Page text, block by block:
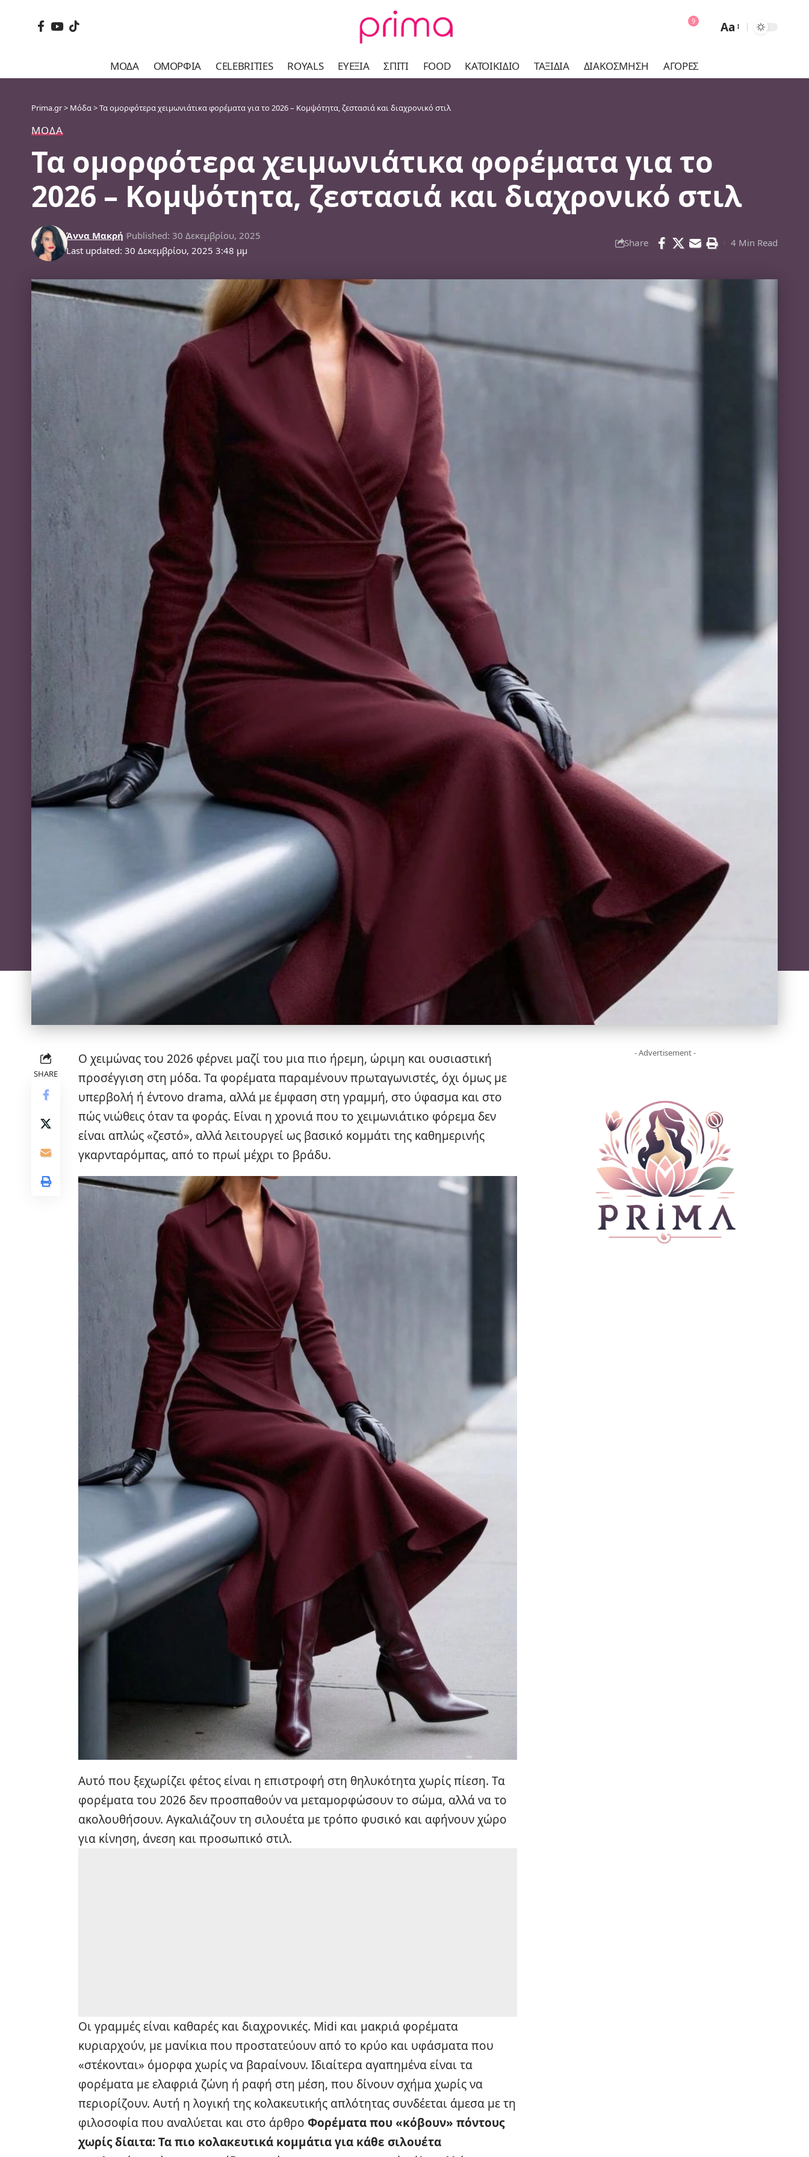
9
Font
Aa
ΜΌΔΑ ΟΜΟΡΦΙΆ CELEBRITIES ROYALS ΕΥΕΞΊΑ ΣΠΊΤΙ FOOD ΚΑΤΟΙΚΊΔΙΟ ΤΑΞΊΔΙΑ ΔΙΑΚΌΣΜΗΣΗ ΑΓΟΡΈΣ
Prima.gr> Μόδα>Τα ομορφότερα χειμωνιάτικα φορέματα για το 2026 – Κομψότητα, ζεστασιά και διαχρονικό στιλ
ΜΌΔΑ
Τα ομορφότερα χειμωνιάτικα φορέματα για το
2026 – Κομψότητα, ζεστασιά και διαχρονικό στιλ
Last updated: 30 Δεκεμβρίου, 2025 3:48 μμ
Άννα Μακρή Published: 30 Δεκεμβρίου, 2025
Share 4 Min Read
SHARE
Ο χειμώνας του 2026 φέρνει μαζί του μια πιο ήρεμη, ώριμη και ουσιαστική
προσέγγιση στη μόδα. Τα φορέματα παραμένουν πρωταγωνιστές, όχι όμως με
υπερβολή ή έντονο drama, αλλά με έμφαση στη γραμμή, στο ύφασμα και στο
πώς νιώθεις όταν τα φοράς. Είναι η χρονιά που το χειμωνιάτικο φόρεμα δεν
είναι απλώς «ζεστό», αλλά λειτουργεί ως βασικό κομμάτι της καθημερινής
γκαρνταρόμπας, από το πρωί μέχρι το βράδυ.
Αυτό που ξεχωρίζει φέτος είναι η επιστροφή στη θηλυκότητα χωρίς πίεση. Τα
φορέματα του 2026 δεν προσπαθούν να μεταμορφώσουν το σώμα, αλλά να το
ακολουθήσουν. Αγκαλιάζουν τη σιλουέτα με τρόπο φυσικό και αφήνουν χώρο
για κίνηση, άνεση και προσωπικό στιλ.
Οι γραμμές είναι καθαρές και διαχρονικές. Midi και μακριά φορέματα
κυριαρχούν, με μανίκια που προστατεύουν από το κρύο και υφάσματα που
«στέκονται» όμορφα χωρίς να βαραίνουν. Ιδιαίτερα αγαπημένα είναι τα
φορέματα με ελαφριά ζώνη ή ραφή στη μέση, που δίνουν σχήμα χωρίς να
περιορίζουν. Αυτή η λογική της κολακευτικής απλότητας συνδέεται άμεσα με τη
φιλοσοφία που αναλύεται και στο άρθρο Φορέματα που «κόβουν» πόντους
χωρίς δίαιτα: Τα πιο κολακευτικά κομμάτια για κάθε σιλουέτα
- Advertisement -